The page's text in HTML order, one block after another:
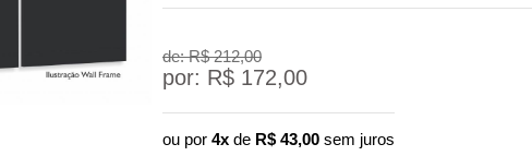
de: R$212,00
por: R$ 172,00
ou por 4x de R$ 43,00 sem juros